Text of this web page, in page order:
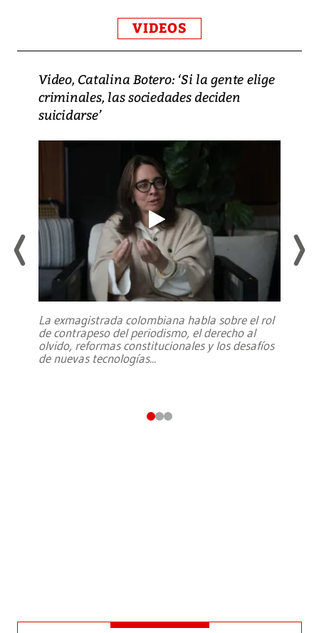
VIDEOS
Video, Catalina Botero: ‘Si la gente elige
criminales, las sociedades deciden
suicidarse’
La exmagistrada colombiana habla sobre el rol
de contrapeso del periodismo, el derecho al
olvido, reformas constitucionales y los desafíos
de nuevas tecnologías...